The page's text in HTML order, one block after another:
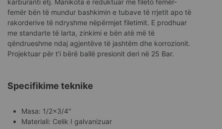
femër bën të mundur bashkimin e tubave të rrjetit apo të
rakorderive të ndryshme nëpërmjet filetimit. E prodhuar
me standarte të larta, zinkimi e bën atë më të
qëndrueshme ndaj agjentëve të jashtëm dhe korrozionit.
Projektuar për t'i bërë ballë presionit deri në 25 Bar.
Specifikime teknike
Masa: 1/2x3/4"
Materiali: Celik I galvanizuar